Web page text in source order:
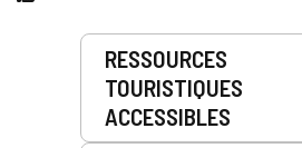
Prestations
RESSOURCES
TOURISTIQUES
ACCESSIBLES